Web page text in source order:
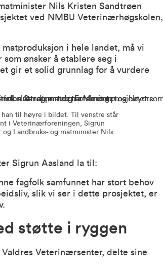
Nils Kristen Sandtrøen
ved NMBU Veterinærhøgskolen,
i hele landet, må vi
ønsker å etablere seg i
gir et solid grunnlag for å vurdere
til høyre i bildet. Til venstre står
i Veterinærforeningen, Sigrun
Landbruks- og matminister Nils
Sigrun Aasland la til:
fagfolk samfunnet har stort behov
slik vi ser i dette prosjektet, er
støtte i ryggen
Veterinærsenter, delte sine